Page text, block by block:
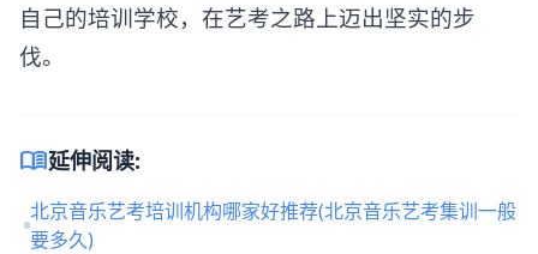
自己的培训学校，在艺考之路上迈出坚实的步
伐。
menu_book延伸阅读:
北京音乐艺考培训机构哪家好推荐(北京音乐艺考集训一般
要多久)